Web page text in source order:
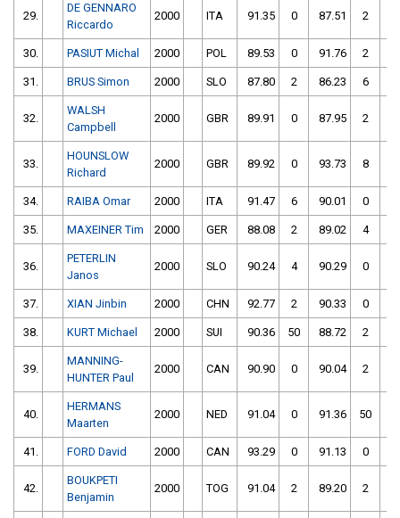
29.
DE GENNARO
Riccardo
2000 ITA 91.35 0 87.51 2
30. PASIUT Michal 2000 POL 89.53 0 91.76 2
31. BRUS Simon 2000 SLO 87.80 2 86.23 6
32.
WALSH
Campbell
2000 GBR 89.91 0 87.95 2
33.
HOUNSLOW
Richard
2000 GBR 89.92 0 93.73 8
34. RAIBA Omar 2000 ITA 91.47 6 90.01 0
35. MAXEINER Tim 2000 GER 88.08 2 89.02 4
36.
PETERLIN
Janos
2000 SLO 90.24 4 90.29 0
37. XIAN Jinbin 2000 CHN 92.77 2 90.33 0
38. KURT Michael 2000 SUI 90.36 50 88.72 2
39.
MANNING-
HUNTER Paul
2000 CAN 90.90 0 90.04 2
40.
HERMANS
Maarten
2000 NED 91.04 0 91.36 50
41. FORD David 2000 CAN 93.29 0 91.13 0
42.
BOUKPETI
Benjamin
2000 TOG 91.04 2 89.20 2